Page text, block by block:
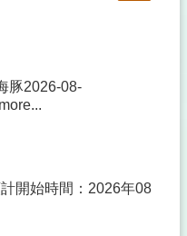
豚2026-08-
more...
開始時間：2026年08